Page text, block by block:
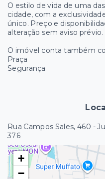
O estilo de vida de uma
cidade, com a
único. Preço e
alteração sem aviso prévio.
O imóvel conta também
Praça
Segurança
Rua Campos Sales, 460 -
376
+
−